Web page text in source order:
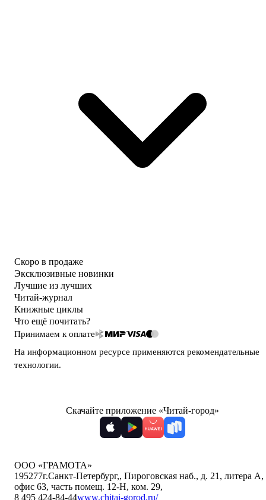
Скоро в продаже
Эксклюзивные новинки
Лучшие из лучших
Читай-журнал
Книжные циклы
Что ещё почитать?
Принимаем к оплате
На информационном ресурсе применяются рекомендательные
технологии.
Скачайте приложение «Читай-город»
ООО «ГРАМОТА»
195277г.Санкт-Петербург,, Пироговская наб., д. 21, литера А,
офис 63, часть помещ. 12-Н, ком. 29,
8 495 424-84-44www.chitai-gorod.ru/